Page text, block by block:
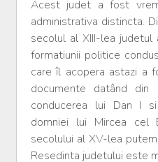
Acest judet a fost
administrativa distincta.
secolul al XIII-lea
formatiunii politice
care îl acopera astazi a
documente datând
conducerea lui Dan I
domniei lui Mircea cel
secolului al XV-lea
Resedinta judetului este